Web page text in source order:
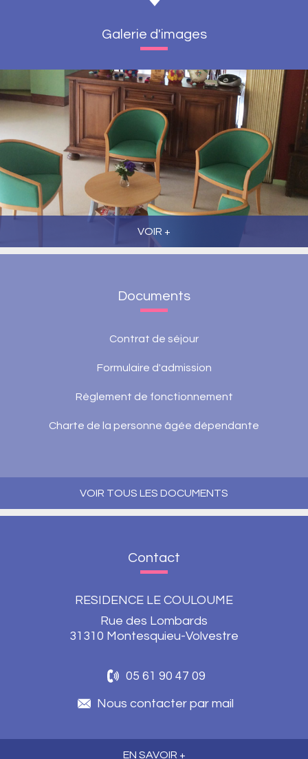
Galerie d'images
VOIR +
Documents
Contrat de séjour
Formulaire d'admission
Règlement de fonctionnement
Charte de la personne âgée dépendante
VOIR TOUS LES DOCUMENTS
Contact
RESIDENCE LE COULOUME
Rue des Lombards
31310 Montesquieu-Volvestre
05 61 90 47 09
Nous contacter par mail
EN SAVOIR +